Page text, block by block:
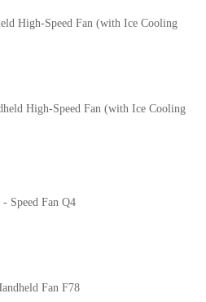
High-Speed Fan (with Ice Cooling
High-Speed Fan (with Ice Cooling
Speed Fan Q4
Fan F78